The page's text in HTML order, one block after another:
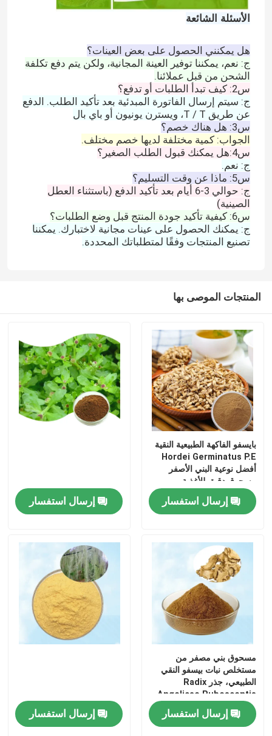
الأسئلة الشائعة
هل يمكنني الحصول على بعض العينات؟
ج: نعم، يمكننا توفير العينة المجانية، ولكن يتم دفع تكلفة
الشحن من قبل عملائنا.
س2: كيف تبدأ الطلبات أو تدفع؟
ج: سيتم إرسال الفاتورة المبدئية بعد تأكيد الطلب. الدفع
عن طريق T / T، ويسترن يونيون أو باي بال
س3: هل هناك خصم؟
الجواب: كمية مختلفة لديها خصم مختلف.
س4:هل يمكنك قبول الطلب الصغير؟
ج: نعم.
س5: ماذا عن وقت التسليم؟
ج: حوالي 3-6 أيام بعد تأكيد الدفع (باستثناء العطل
الصينية)
س6: كيفية تأكيد جودة المنتج قبل وضع الطلبات؟
ج: يمكنك الحصول على عينات مجانية لاختبارك. يمكننا
تصنيع المنتجات وفقًا لمتطلباتك المحددة.
المنتجات الموصى بها
بايسفو الفاكهة الطبيعية النقية
Hordei Germinatus P.E
أفضل نوعية البني الأصفر
مسحوق دقيق للأغذية
والمشروبات ومستحضرات
التجميل إرسال استفسار إرسال استفسار
مسحوق بني مصفر من
مستخلص نبات بيسفو النقي
الطبيعي، جذر Radix
Angelicae Pubescentis
P.E. بنسبة 10:1، يستخدم في
الطب
إرسال استفسار إرسال استفسار